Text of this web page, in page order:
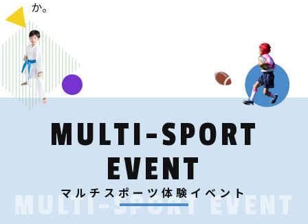
か。
MULTI-SPORT
EVENT
マルチスポーツ体験イベント
MULTI-SPORT EVENT